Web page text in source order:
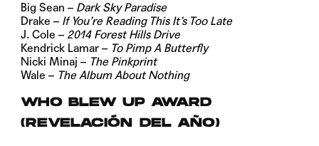
Big Sean – Dark Sky Paradise
Drake – If You’re Reading This It’s Too Late
J. Cole – 2014 Forest Hills Drive
Kendrick Lamar – To Pimp A Butterfly
Nicki Minaj – The Pinkprint
Wale – The Album About Nothing
WHO BLEW UP AWARD
(REVELACIÓN DEL AÑO)